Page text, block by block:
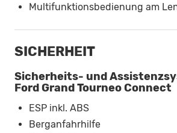
Multifunktionsbedienung am
SICHERHEIT
Sicherheits- und
Ford Grand Tourneo Connect
ESP inkl. ABS
Berganfahrhilfe